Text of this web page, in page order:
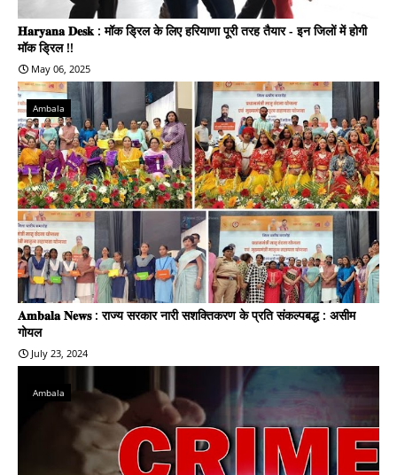
𝐇𝐚𝐫𝐲𝐚𝐧𝐚 𝐃𝐞𝐬𝐤 : मॉक ड्रिल के लिए हरियाणा पूरी तरह तैयार - इन जिलों में होगी
मॉक ड्रिल !!
May 06, 2025
Ambala
𝐀𝐦𝐛𝐚𝐥𝐚 𝐍𝐞𝐰𝐬 : राज्य सरकार नारी सशक्तिकरण के प्रति संकल्पबद्ध : असीम
गोयल
July 23, 2024
Ambala